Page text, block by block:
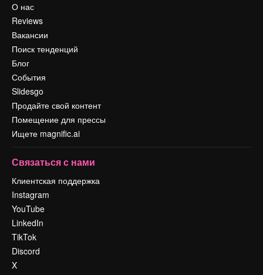
О нас
Reviews
Вакансии
Поиск тенденций
Блог
События
Slidesgo
Продайте свой контент
Помещение для прессы
Ищете magnific.ai
Связаться с нами
Клиентская поддержка
Instagram
YouTube
LinkedIn
TikTok
Discord
X